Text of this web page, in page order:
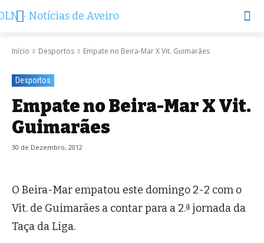
Início Desportos Empate no Beira-Mar X Vit. Guimarães
Desportos
Empate no Beira-Mar X Vit.
Guimarães
30 de Dezembro, 2012
O Beira-Mar empatou este domingo 2-2 com o
Vit. de Guimarães a contar para a 2.ª jornada da
Taça da Liga.